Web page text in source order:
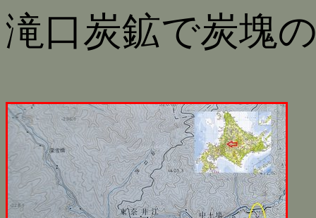
滝口炭鉱で炭塊